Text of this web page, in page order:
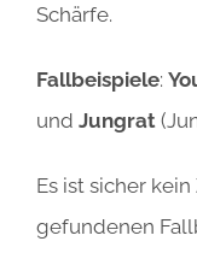
Schärfe.
Fallbeispiele:
und Jungrat
Es ist sicher
gefundenen